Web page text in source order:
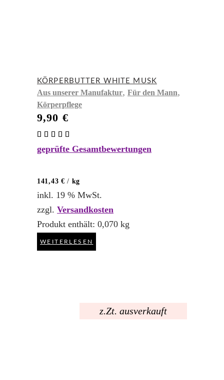
KÖRPERBUTTER WHITE MUSK
Aus unserer Manufaktur, Für den Mann,
Körperpflege
9,90 €
5.00
geprüfte Gesamtbewertungen
141,43 € / kg
inkl. 19 % MwSt.
zzgl. Versandkosten
Produkt enthält: 0,070 kg
WEITERLESEN
z.Zt. ausverkauft